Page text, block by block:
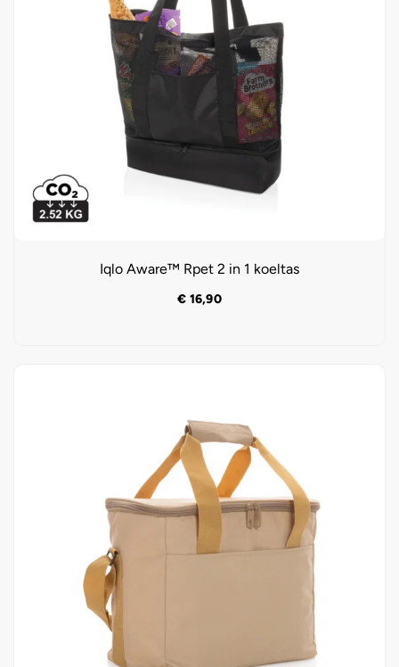
Iqlo Aware™ Rpet 2 in 1 koeltas
€ 16,90